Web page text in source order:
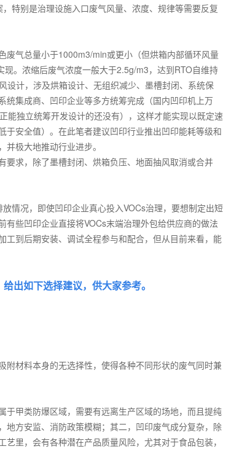
特别是治理设施入口废气风量、浓度、规律等需要反复
废气总量小于1000m3/min或更小（但烘箱内部循环风量
现。浓缩后废气浓度一般大于2.5g/m3，达到RTO自维持
设计，涉及烘箱设计、无组织减少、墨槽封闭、系统保
集成商、凹印企业等多方统筹完成（国内凹印机上万
能独立统筹开发设计的还没有），这样才能实现以既定速
安全值）。在此笔者建议凹印行业推出凹印能耗等级和
极大地推动行业进步。
求，除了墨槽封闭、烘箱负压、地面抽风取消或合并
放情况，即使凹印企业真心投入VOCs治理，要想制定出短
有些凹印企业直接将VOCs末端治理外包给供应商的做法
到后期安装、调试全程参与和配合，但从目前来看，能
出如下选择建议，供大家参考。
材料本身的无选择性，使得各种不同形状的废气同时兼
甲类防爆区域，需要有远离生产区域的场地，而且提纯
方安监、消防政策模糊；其二，凹印废气成分复杂，除
里，会有各种潜在产品质量风险，尤其对于食品包装，